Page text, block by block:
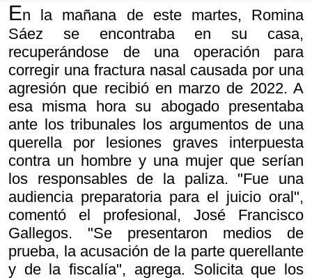
En la mañana de este martes, Romina
Sáez se encontraba en su casa,
recuperándose de una operación para
corregir una fractura nasal causada por una
agresión que recibió en marzo de 2022. A
esa misma hora su abogado presentaba
ante los tribunales los argumentos de una
querella por lesiones graves interpuesta
contra un hombre y una mujer que serían
los responsables de la paliza. "Fue una
audiencia preparatoria para el juicio oral",
comentó el profesional, José Francisco
Gallegos. "Se presentaron medios de
prueba, la acusación de la parte querellante
y de la fiscalía", agrega. Solicita que los